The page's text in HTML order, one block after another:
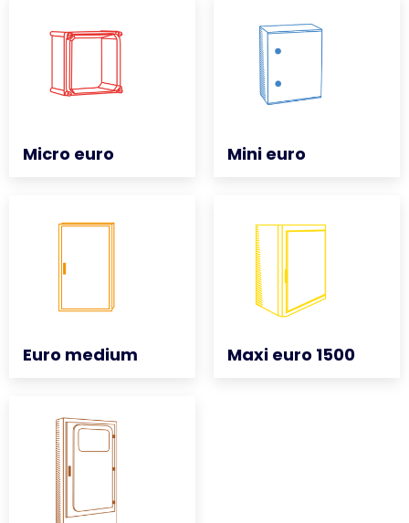
Micro euro
Micro euro Mini euro
Mini euro
Euro medium
Euro medium Maxi euro 1500
Maxi euro 1500